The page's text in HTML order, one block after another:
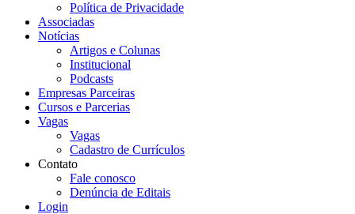
Política de Privacidade
Associadas
Notícias
Artigos e Colunas
Institucional
Podcasts
Empresas Parceiras
Cursos e Parcerias
Vagas
Vagas
Cadastro de Currículos
Contato
Fale conosco
Denúncia de Editais
Login